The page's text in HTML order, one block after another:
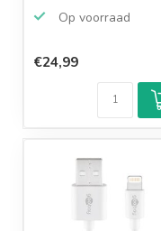
Op voorraad
€24,99